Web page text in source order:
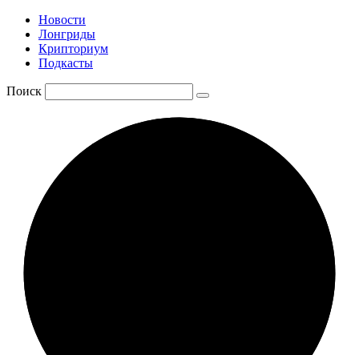
Новости
Лонгриды
Крипториум
Подкасты
Поиск